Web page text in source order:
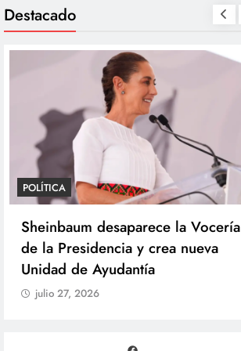
Destacado
POLÍTICA
Sheinbaum desaparece la Vocería
de la Presidencia y crea nueva
Unidad de Ayudantía
julio 27, 2026